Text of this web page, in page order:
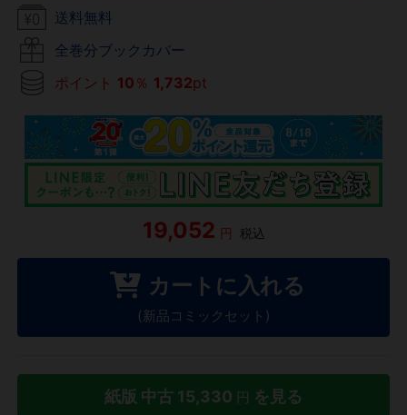
送料無料
全巻分ブックカバー
ポイント 10 ％ 1,732pt
19,052 円 税込
カートに入れる
(新品コミックセット)
紙版 中古 15,330 円 を見る